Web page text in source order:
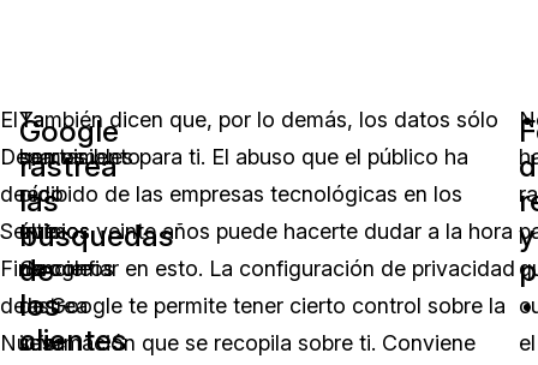
El
Departamento
de
Servicios
Financieros
de
Nueva
Google
rastrea
las
búsquedas
de
los
clientes
Ya
hemos
oído
que
Google
rastrea
sus
También dicen que, por lo demás, los datos sólo
son visibles para ti. El abuso que el público ha
recibido de las empresas tecnológicas en los
últimos veinte años puede hacerte dudar a la hora
de confiar en esto. La configuración de privacidad
de Google te permite tener cierto control sobre la
información que se recopila sobre ti. Conviene
y
el